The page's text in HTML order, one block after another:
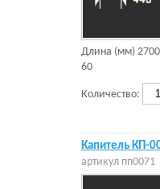
Длина (мм) 2700
60
Количество:
Капитель КП-
артикул пп0071